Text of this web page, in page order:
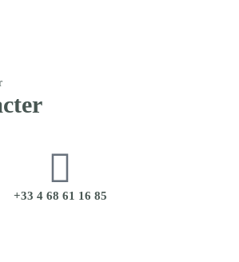
+33 4 68 61 16 85